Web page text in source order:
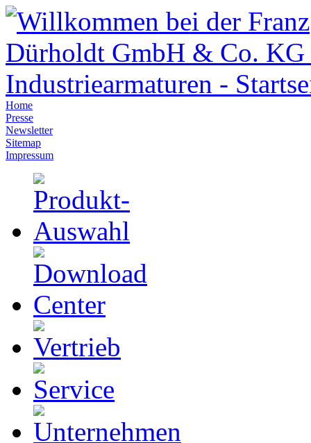
Home
Presse
Newsletter
Sitemap
Impressum